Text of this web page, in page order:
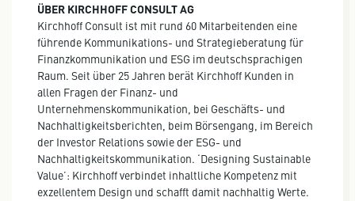
ÜBER KIRCHHOFF CONSULT AG
Kirchhoff Consult ist mit rund 60 Mitarbeitenden eine
führende Kommunikations- und Strategieberatung für
Finanzkommunikation und ESG im deutschsprachigen
Raum. Seit über 25 Jahren berät Kirchhoff Kunden in
allen Fragen der Finanz- und
Unternehmenskommunikation, bei Geschäfts- und
Nachhaltigkeitsberichten, beim Börsengang, im Bereich
der Investor Relations sowie der ESG- und
Nachhaltigkeitskommunikation. ‘Designing Sustainable
Value’: Kirchhoff verbindet inhaltliche Kompetenz mit
exzellentem Design und schafft damit nachhaltig Werte.